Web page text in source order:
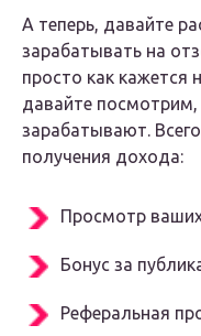
А теперь, давайте
зарабатывать на
просто как кажется
давайте
зарабатывают.
получения дохода:
Просмотр
Бонус за
Реферальная